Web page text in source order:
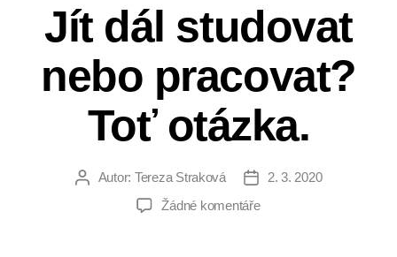
Jít dál studovat
nebo pracovat?
Toť otázka.
Autor
příspěvku
Autor: Tereza Straková
Datum
příspěvku
2. 3. 2020
Žádné komentářeu